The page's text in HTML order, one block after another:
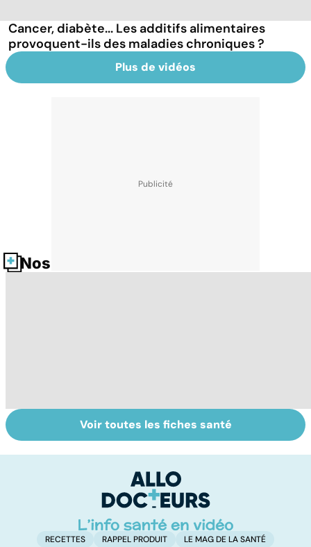
Cancer, diabète... Les additifs alimentaires
provoquent-ils des maladies chroniques ?
Plus de vidéos
Nos fiches santé
Tout savoir sur
les infections
BPCO, la
bronchite du
Voir toutes les fiches santé
RECETTES RAPPEL PRODUIT LE MAG DE LA SANTÉ